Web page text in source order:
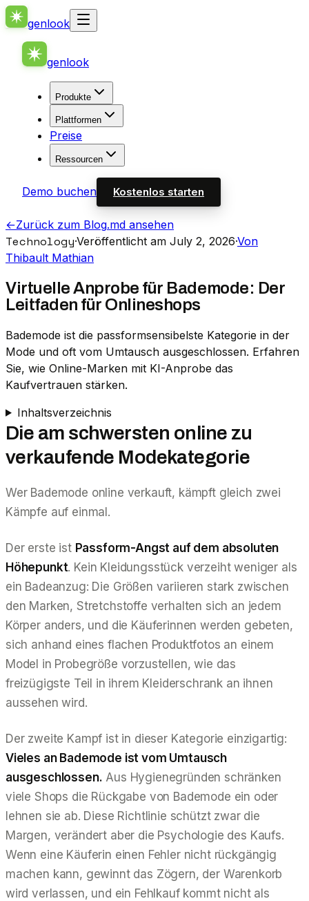
genlook
genlook
Produkte
Plattformen
Preise
Ressourcen
Demo buchen Kostenlos starten
←Zurück zum Blog.md ansehen
Technology·Veröffentlicht am July 2, 2026·Von
Thibault Mathian
Virtuelle Anprobe für Bademode: Der
Leitfaden für Onlineshops
Bademode ist die passformsensibelste Kategorie in der
Mode und oft vom Umtausch ausgeschlossen. Erfahren
Sie, wie Online-Marken mit KI-Anprobe das
Kaufvertrauen stärken.
Inhaltsverzeichnis
Die am schwersten online zu
verkaufende Modekategorie
Wer Bademode online verkauft, kämpft gleich zwei
Kämpfe auf einmal.
Der erste ist Passform-Angst auf dem absoluten
Höhepunkt. Kein Kleidungsstück verzeiht weniger als
ein Badeanzug: Die Größen variieren stark zwischen
den Marken, Stretchstoffe verhalten sich an jedem
Körper anders, und die Käuferinnen werden gebeten,
sich anhand eines flachen Produktfotos an einem
Model in Probegröße vorzustellen, wie das
freizügigste Teil in ihrem Kleiderschrank an ihnen
aussehen wird.
Der zweite Kampf ist in dieser Kategorie einzigartig:
Vieles an Bademode ist vom Umtausch
ausgeschlossen. Aus Hygienegründen schränken
viele Shops die Rückgabe von Bademode ein oder
lehnen sie ab. Diese Richtlinie schützt zwar die
Margen, verändert aber die Psychologie des Kaufs.
Wenn eine Käuferin einen Fehler nicht rückgängig
machen kann, gewinnt das Zögern, der Warenkorb
wird verlassen, und ein Fehlkauf kommt nicht als